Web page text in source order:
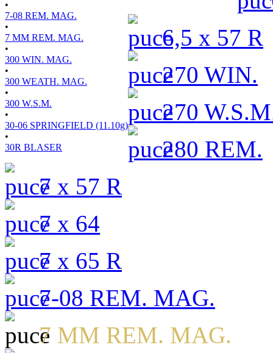
•
7-08 REM. MAG.
•
7 MM REM. MAG.
•
300 WIN. MAG.
•
300 WEATH. MAG.
•
300 W.S.M.
•
30-06 SPRINGFIELD (11.10g)
•
30R BLASER
6,5 x 57 R
270 WIN.
270
280 REM.
7 x 57 R
7 x 64
7 x 65 R
7-08 REM. MAG.
7 MM REM. MAG.